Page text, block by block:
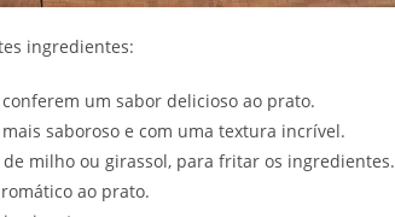
ingredientes:
um sabor delicioso ao prato.
saboroso e com uma textura incrível.
milho ou girassol, para fritar os ingredientes.
ao prato.